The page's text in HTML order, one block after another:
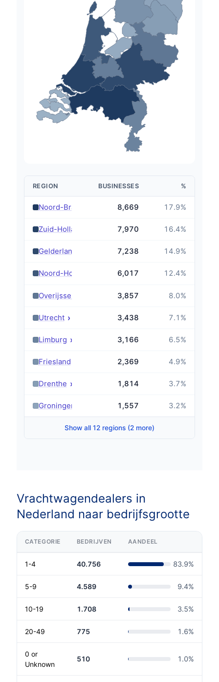
REGION BUSINESSES %
Noord-Brabant 8,669 17.9%
Zuid-Holland 7,970 16.4%
Gelderland 7,238 14.9%
Noord-Holland 6,017 12.4%
Overijssel 3,857 8.0%
Utrecht › 3,438 7.1 %
Limburg › 3,166 6.5%
Friesland 2,369 4.9%
Drenthe › 1,814 3.7%
Groningen 1,557 3.2%
Show all 12 regions (2 more)
Vrachtwagendealers in
Nederland naar bedrijfsgrootte
CATEGORIE BEDRIJVEN AANDEEL
1-4 40.756 83.9%
5-9 4.589 9.4%
10-19 1.708 3.5%
20-49 775 1.6%
0 or
Unknown
510 1.0%